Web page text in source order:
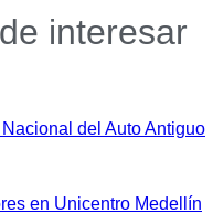
interesar
del Auto Antiguo
en Unicentro Medellín